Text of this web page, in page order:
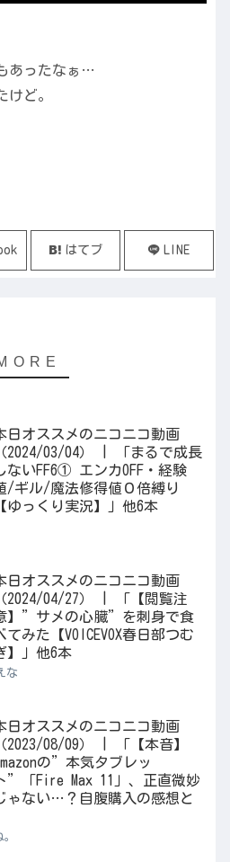
あったなぁ…
けど。
はてブ LINE
日オススメのニコニコ動画
（2024/03/04） | 「まるで成長
ないFF6① エンカOFF・経験
/ギル/魔法修得値０倍縛り
【ゆっくり実況】」他6本
日オススメのニコニコ動画
（2024/04/27） | 「【閲覧注
】”サメの心臓”を刺身で食
てみた【VOICEVOX春日部つむ
】」他6本
な
日オススメのニコニコ動画
（2023/08/09） | 「【本音】
の”本気タブレッ
ト”「Fire Max 11」、正直微妙
ゃない…？自腹購入の感想と